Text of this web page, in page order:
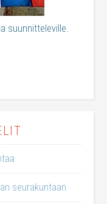
suunnitteleville.
seurakuntaan